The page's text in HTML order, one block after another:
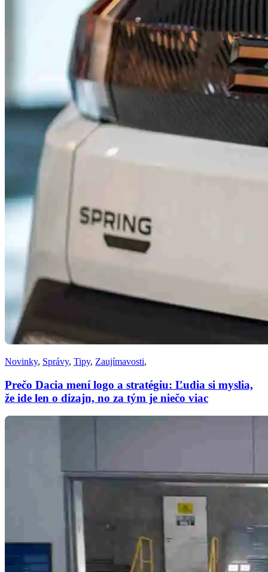
Novinky, Správy, Tipy, Zaujímavosti,
Prečo Dacia mení logo a stratégiu: Ľudia si myslia,
že ide len o dizajn, no za tým je niečo viac